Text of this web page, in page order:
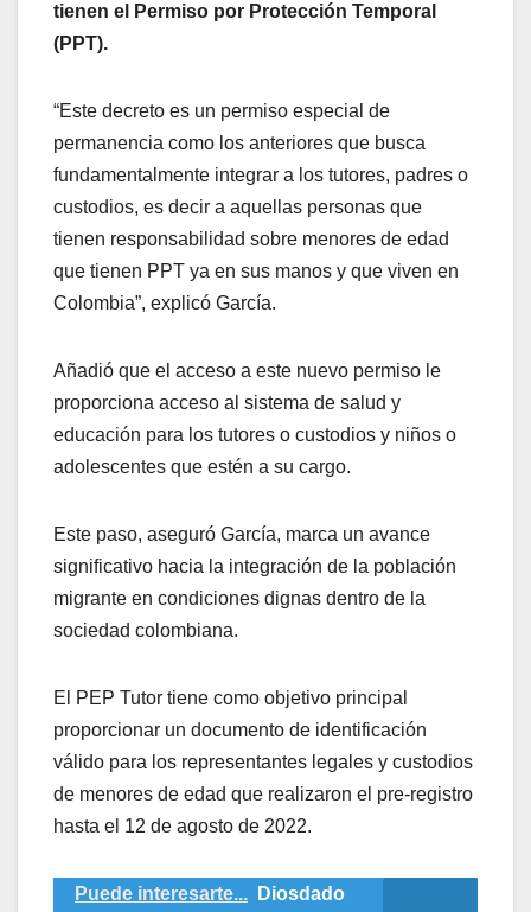
tienen el Permiso por Protección Temporal
(PPT).
“Este decreto es un permiso especial de
permanencia como los anteriores que busca
fundamentalmente integrar a los tutores, padres o
custodios, es decir a aquellas personas que
tienen responsabilidad sobre menores de edad
que tienen PPT ya en sus manos y que viven en
Colombia”, explicó García.
Añadió que el acceso a este nuevo permiso le
proporciona acceso al sistema de salud y
educación para los tutores o custodios y niños o
adolescentes que estén a su cargo.
Este paso, aseguró García, marca un avance
significativo hacia la integración de la población
migrante en condiciones dignas dentro de la
sociedad colombiana.
El PEP Tutor tiene como objetivo principal
proporcionar un documento de identificación
válido para los representantes legales y custodios
de menores de edad que realizaron el pre-registro
hasta el 12 de agosto de 2022.
Puede interesarte... Diosdado